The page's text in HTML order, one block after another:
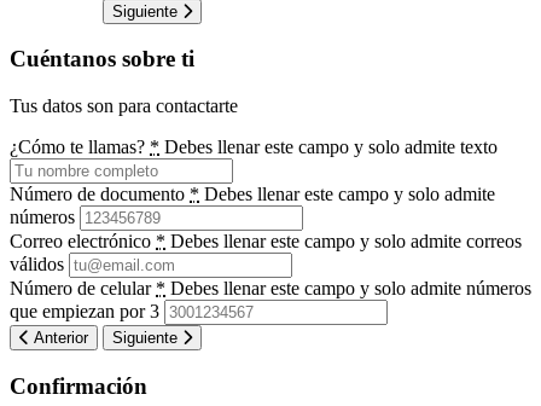
Siguiente
Cuéntanos sobre ti
Tus datos son para contactarte
¿Cómo te llamas? * Debes llenar este campo y solo admite texto
Número de documento * Debes llenar este campo y solo admite
números
Correo electrónico * Debes llenar este campo y solo admite correos
válidos
Número de celular * Debes llenar este campo y solo admite números
que empiezan por 3
Anterior Siguiente
Confirmación